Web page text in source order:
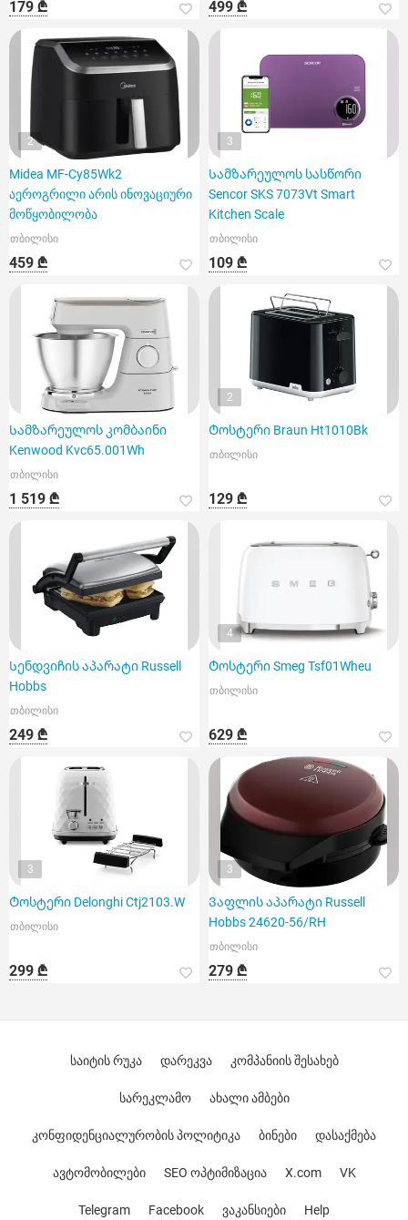
179 ₾ 499 ₾
2
Midea MF-Cy85Wk2
აეროგრილი არის ინოვაციური
მოწყობილობა
თბილისი
459 ₾
3
Სამზარეულოს სასწორი
Sencor SKS 7073Vt Smart
Kitchen Scale
თბილისი
109 ₾
Სამზარეულოს კომბაინი
Kenwood Kvc65.001Wh
თბილისი
1 519 ₾
2
Ტოსტერი Braun Ht1010Bk
თბილისი
129 ₾
Სენდვიჩის აპარატი Russell
Hobbs
თბილისი
249 ₾
4
Ტოსტერი Smeg Tsf01Wheu
თბილისი
629 ₾
3
Ტოსტერი Delonghi Ctj2103.W
თბილისი
299 ₾
3
Ვაფლის აპარატი Russell
Hobbs 24620-56/RH
თბილისი
279 ₾
საიტის რუკა დარეკვა კომპანიის შესახებ
სარეკლამო ახალი ამბები
კონფიდენციალურობის პოლიტიკა ბინები დასაქმება
ავტომობილები SEO ოპტიმიზაცია X.com VK
Telegram Facebook ვაკანსიები Help